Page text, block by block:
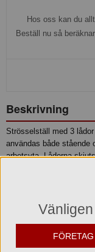
Hos oss kan du
Beställ nu så
Beskrivning
Strösselställ med 3
användas både stående
arbetsyta. Lådorna
Djup: 210 mm
Vikt: 2,4 kg
FÖRETAG